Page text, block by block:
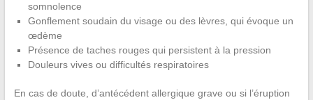
somnolence
Gonflement soudain du visage ou des lèvres, qui évoque un
œdème
Présence de taches rouges qui persistent à la pression
Douleurs vives ou difficultés respiratoires
En cas de doute, d’antécédent allergique grave ou si l’éruption